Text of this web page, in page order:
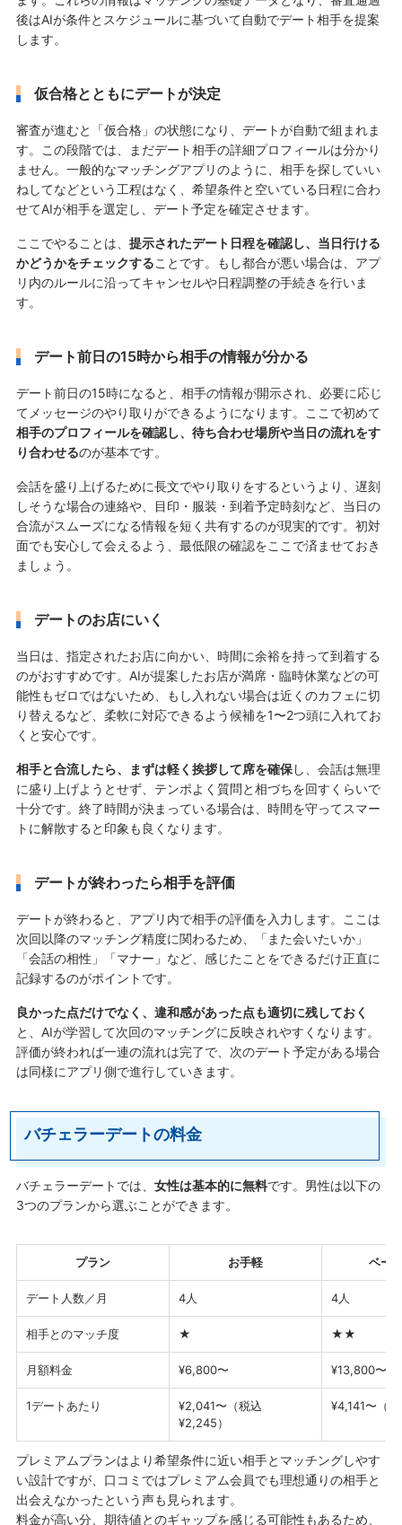
後はAIが条件とスケジュールに基づいて自動でデート相手を提案
します。
仮合格とともにデートが決定
審査が進むと「仮合格」の状態になり、デートが自動で組まれま
す。この段階では、まだデート相手の詳細プロフィールは分かり
ません。一般的なマッチングアプリのように、相手を探していい
ねしてなどという工程はなく、希望条件と空いている日程に合わ
せてAIが相手を選定し、デート予定を確定させます。
ここでやることは、 提示されたデート日程を確認し、当日行ける
かどうかをチェックすることです。もし都合が悪い場合は、アプ
リ内のルールに沿ってキャンセルや日程調整の手続きを行いま
す。
デート前日の15時から相手の情報が分かる
デート前日の15時になると、相手の情報が開示され、必要に応じ
てメッセージのやり取りができるようになります。ここで初めて
相手のプロフィールを確認し、待ち合わせ場所や当日の流れをす
り合わせるのが基本です。
会話を盛り上げるために長文でやり取りをするというより、遅刻
しそうな場合の連絡や、目印・服装・到着予定時刻など、当日の
合流がスムーズになる情報を短く共有するのが現実的です。初対
面でも安心して会えるよう、最低限の確認をここで済ませておき
ましょう。
デートのお店にいく
当日は、指定されたお店に向かい、時間に余裕を持って到着する
のがおすすめです。AIが提案したお店が満席・臨時休業などの可
能性もゼロではないため、もし入れない場合は近くのカフェに切
り替えるなど、柔軟に対応できるよう候補を1〜2つ頭に入れてお
くと安心です。
相手と合流したら、まずは軽く挨拶して席を確保し、会話は無理
に盛り上げようとせず、テンポよく質問と相づちを回すくらいで
十分です。終了時間が決まっている場合は、時間を守ってスマー
トに解散すると印象も良くなります。
デートが終わったら相手を評価
デートが終わると、アプリ内で相手の評価を入力します。ここは
次回以降のマッチング精度に関わるため、「また会いたいか」
「会話の相性」「マナー」など、感じたことをできるだけ正直に
記録するのがポイントです。
良かった点だけでなく、違和感があった点も適切に残しておく
と、AIが学習して次回のマッチングに反映されやすくなります。
評価が終われば一連の流れは完了で、次のデート予定がある場合
は同様にアプリ側で進行していきます。
バチェラーデートの料金
バチェラーデートでは、 女性は基本的に無料です。男性は以下の
3つのプランから選ぶことができます。
プラン お手軽 ベー
デート人数／月 4人 4人
相手とのマッチ度 ★ ★★
月額料金 ¥6,800〜 ¥13,800〜
1デートあたり
¥2,041〜（税込
¥2,245）
¥4,141〜（
プレミアムプランはより希望条件に近い相手とマッチングしやす
い設計ですが、口コミではプレミアム会員でも理想通りの相手と
出会えなかったという声も見られます。
料金が高い分、期待値とのギャップを感じる可能性もあるため、